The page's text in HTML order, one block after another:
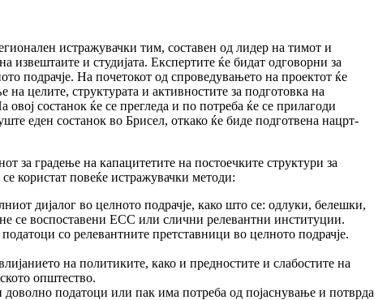
истражувачки тим, составен од лидер на тимот и
и студијата. Експертите ќе бидат одговорни за
подрачје. На почетокот од спроведувањето на проектот ќе
целите, структурата и активностите за подготовка на
состанок ќе се прегледа и по потреба ќе се прилагоди
еден состанок во Брисел, откако ќе биде подготвена нацрт-
за градење на капацитетите на постоечките структури за
користат повеќе истражувачки методи:
дијалог во целното подрачје, како што се: одлуки, белешки,
се воспоставени ЕСС или слични релевантни институции.
со релевантните претставници во целното подрачје.
на политиките, како и предностите и слабостите на
општество.
податоци или пак има потреба од појаснување и потврда